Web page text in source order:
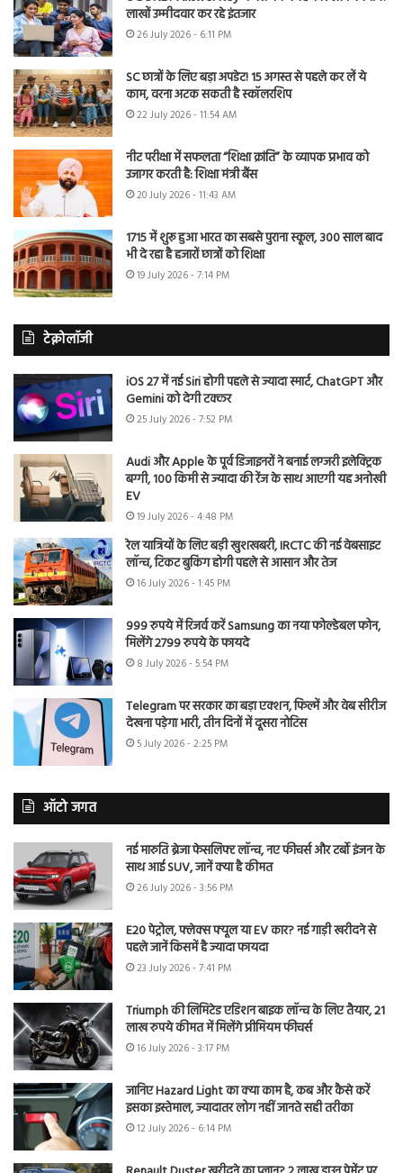
लाखों उम्मीदवार कर रहे इंतजार
26 July 2026 - 6:11 PM
SC छात्रों के लिए बड़ा अपडेट! 15 अगस्त से पहले कर लें ये
काम, वरना अटक सकती है स्कॉलरशिप
22 July 2026 - 11:54 AM
नीट परीक्षा में सफलता “शिक्षा क्रांति” के व्यापक प्रभाव को
उजागर करती है: शिक्षा मंत्री बैंस
20 July 2026 - 11:43 AM
1715 में शुरू हुआ भारत का सबसे पुराना स्कूल, 300 साल बाद
भी दे रहा है हजारों छात्रों को शिक्षा
19 July 2026 - 7:14 PM
टेक्नोलॉजी
iOS 27 में नई Siri होगी पहले से ज्यादा स्मार्ट, ChatGPT और
Gemini को देगी टक्कर
25 July 2026 - 7:52 PM
Audi और Apple के पूर्व डिजाइनरों ने बनाई लग्जरी इलेक्ट्रिक
बग्गी, 100 किमी से ज्यादा की रेंज के साथ आएगी यह अनोखी
EV
19 July 2026 - 4:48 PM
रेल यात्रियों के लिए बड़ी खुशखबरी, IRCTC की नई वेबसाइट
लॉन्च, टिकट बुकिंग होगी पहले से आसान और तेज
16 July 2026 - 1:45 PM
999 रुपये में रिजर्व करें Samsung का नया फोल्डेबल फोन,
मिलेंगे 2799 रुपये के फायदे
8 July 2026 - 5:54 PM
Telegram पर सरकार का बड़ा एक्शन, फिल्में और वेब सीरीज
देखना पड़ेगा भारी, तीन दिनों में दूसरा नोटिस
5 July 2026 - 2:25 PM
ऑटो जगत
नई मारुति ब्रेजा फेसलिफ्ट लॉन्च, नए फीचर्स और टर्बो इंजन के
साथ आई SUV, जानें क्या है कीमत
26 July 2026 - 3:56 PM
E20 पेट्रोल, फ्लेक्स फ्यूल या EV कार? नई गाड़ी खरीदने से
पहले जानें किसमें है ज्यादा फायदा
23 July 2026 - 7:41 PM
Triumph की लिमिटेड एडिशन बाइक लॉन्च के लिए तैयार, 21
लाख रुपये कीमत में मिलेंगे प्रीमियम फीचर्स
16 July 2026 - 3:17 PM
जानिए Hazard Light का क्या काम है, कब और कैसे करें
इसका इस्तेमाल, ज्यादातर लोग नहीं जानते सही तरीका
12 July 2026 - 6:14 PM